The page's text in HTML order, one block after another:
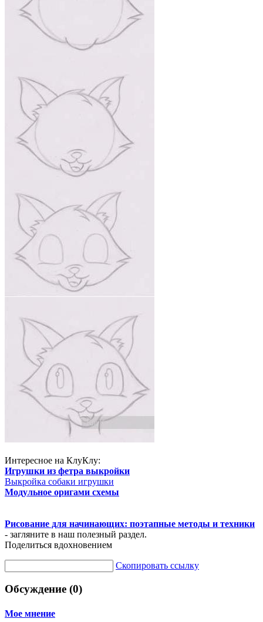
Интересное на КлуКлу:
Игрушки из фетра выкройки
Выкройка собаки игрушки
Модульное оригами схемы
Рисование для начинающих: поэтапные методы и техники
- загляните в наш полезный раздел.
Поделиться вдохновением
Скопировать ссылку
Обсуждение (0)
Мое мнение